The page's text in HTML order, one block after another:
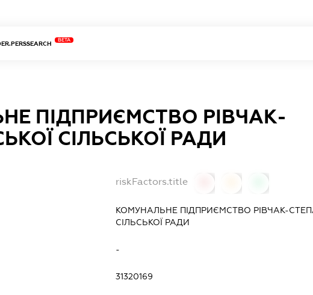
BETA
ПІДПРИЄМСТВО РІВЧАК-
СІЛЬСЬКОЇ РАДИ
riskFactors.title
КОМУНАЛЬНЕ ПІДПРИЄМСТВО РІВЧАК-
СІЛЬСЬКОЇ РАДИ
-
31320169